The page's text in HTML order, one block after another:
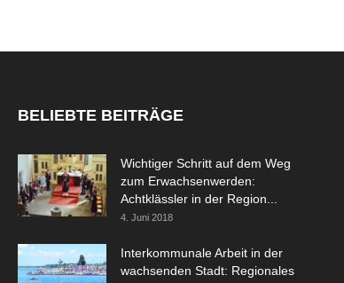
BELIEBTE BEITRÄGE
Wichtiger Schritt auf dem Weg
zum Erwachsenwerden:
Achtklässler in der Region...
4. Juni 2018
Interkommunale Arbeit in der
wachsenden Stadt: Regionales